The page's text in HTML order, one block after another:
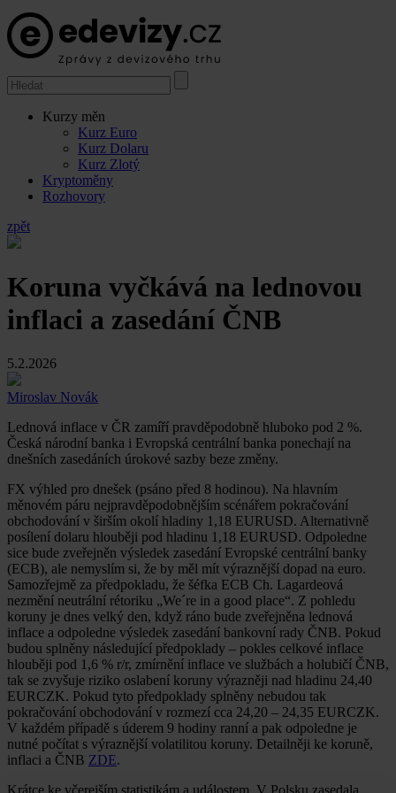
Kurzy měn
Kurz Euro
Kurz Dolaru
Kurz Zlotý
Kryptoměny
Rozhovory
zpět
Koruna vyčkává na lednovou
inflaci a zasedání ČNB
5.2.2026
Miroslav Novák
Lednová inflace v ČR zamíří pravděpodobně hluboko pod 2 %.
Česká národní banka i Evropská centrální banka ponechají na
dnešních zasedáních úrokové sazby beze změny.
FX výhled pro dnešek (psáno před 8 hodinou). Na hlavním
měnovém páru nejpravděpodobnějším scénářem pokračování
obchodování v širším okolí hladiny 1,18 EURUSD. Alternativně
posílení dolaru hlouběji pod hladinu 1,18 EURUSD. Odpoledne
sice bude zveřejněn výsledek zasedání Evropské centrální banky
(ECB), ale nemyslím si, že by měl mít výraznější dopad na euro.
Samozřejmě za předpokladu, že šéfka ECB Ch. Lagardeová
nezmění neutrální rétoriku „We´re in a good place“. Z pohledu
koruny je dnes velký den, když ráno bude zveřejněna lednová
inflace a odpoledne výsledek zasedání bankovní rady ČNB. Pokud
budou splněny následující předpoklady – pokles celkové inflace
hlouběji pod 1,6 % r/r, zmírnění inflace ve službách a holubičí ČNB,
tak se zvyšuje riziko oslabení koruny výrazněji nad hladinu 24,40
EURCZK. Pokud tyto předpoklady splněny nebudou tak
pokračování obchodování v rozmezí cca 24,20 – 24,35 EURCZK.
V každém případě s úderem 9 hodiny ranní a pak odpoledne je
nutné počítat s výraznější volatilitou koruny. Detailněji ke koruně,
inflaci a ČNB ZDE.
Krátce ke včerejším statistikám a událostem. V Polsku zasedala